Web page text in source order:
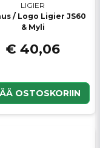
LIGIER
/ Logo Ligier JS60
& Myli
€ 40,06
OSTOSKORIIN